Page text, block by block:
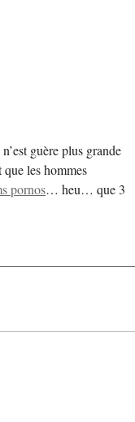
guère plus grande
les hommes
pornos… heu… que 3